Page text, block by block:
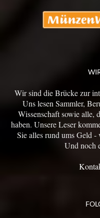
Wir sind die Brücke zur
Uns lesen Sammler,
Wissenschaft sowie alle,
haben. Unsere Leser
Sie alles rund ums Geld
Und noch